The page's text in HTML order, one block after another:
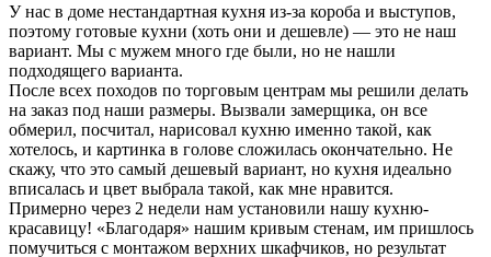
У нас в доме нестандартная кухня из-за короба и выступов,
поэтому готовые кухни (хоть они и дешевле) — это не наш
вариант. Мы с мужем много где были, но не нашли
подходящего варианта.
После всех походов по торговым центрам мы решили делать
на заказ под наши размеры. Вызвали замерщика, он все
обмерил, посчитал, нарисовал кухню именно такой, как
хотелось, и картинка в голове сложилась окончательно. Не
скажу, что это самый дешевый вариант, но кухня идеально
вписалась и цвет выбрала такой, как мне нравится.
Примерно через 2 недели нам установили нашу кухню-
красавицу! «Благодаря» нашим кривым стенам, им пришлось
помучиться с монтажом верхних шкафчиков, но результат